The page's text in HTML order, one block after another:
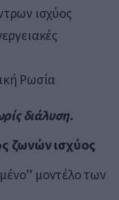
ισχύος
Ρωσία
διάλυση.
ζωνών ισχύος
μοντέλο των